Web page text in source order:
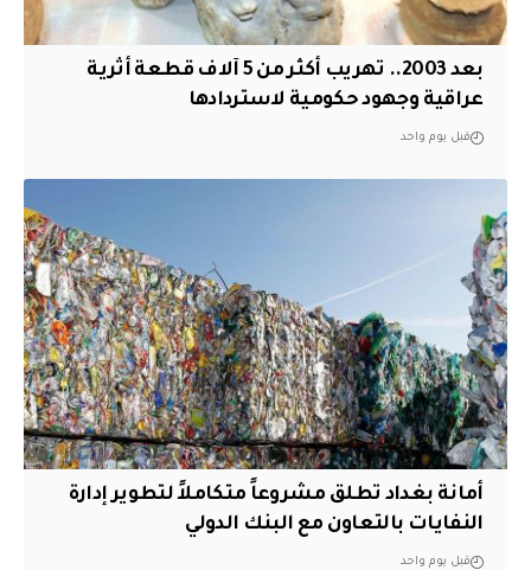
بعد 2003.. تهريب أكثر من 5 آلاف قطعة أثرية
عراقية وجهود حكومية لاستردادها
قبل يوم واحد
أمانة بغداد تطلق مشروعاً متكاملاً لتطوير إدارة
النفايات بالتعاون مع البنك الدولي
قبل يوم واحد